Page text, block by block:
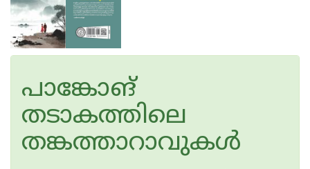
പാങ്കോങ്
തടാകത്തിലെ
തങ്കത്താറാവുകൾ